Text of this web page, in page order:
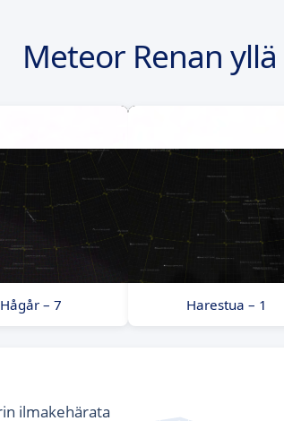
Meteor Renan yllä
Hågår – 7 Harestua – 1